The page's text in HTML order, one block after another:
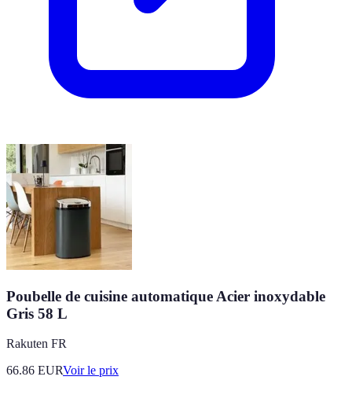
Poubelle de cuisine automatique Acier inoxydable
Gris 58 L
Rakuten FR
66.86 EURVoir le prix